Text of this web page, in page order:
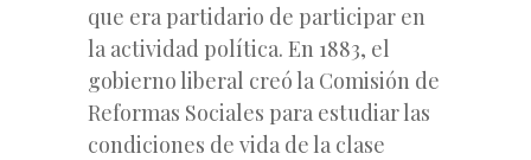
que era partidario de participar en
la actividad política. En 1883, el
gobierno liberal creó la Comisión de
Reformas Sociales para estudiar las
condiciones de vida de la clase